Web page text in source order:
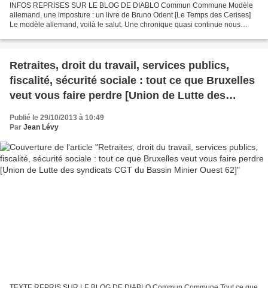
INFOS REPRISES SUR LE BLOG DE DIABLO Commun Commune Modèle
allemand, une imposture : un livre de Bruno Odent [Le Temps des Cerises]
Le modèle allemand, voilà le salut. Une chronique quasi continue nous
Retraites, droit du travail, services publics,
fiscalité, sécurité sociale : tout ce que Bruxelles
veut vous faire perdre [Union de Lutte des
Publié le 29/10/2013 à 10:49
Par Jean Lévy